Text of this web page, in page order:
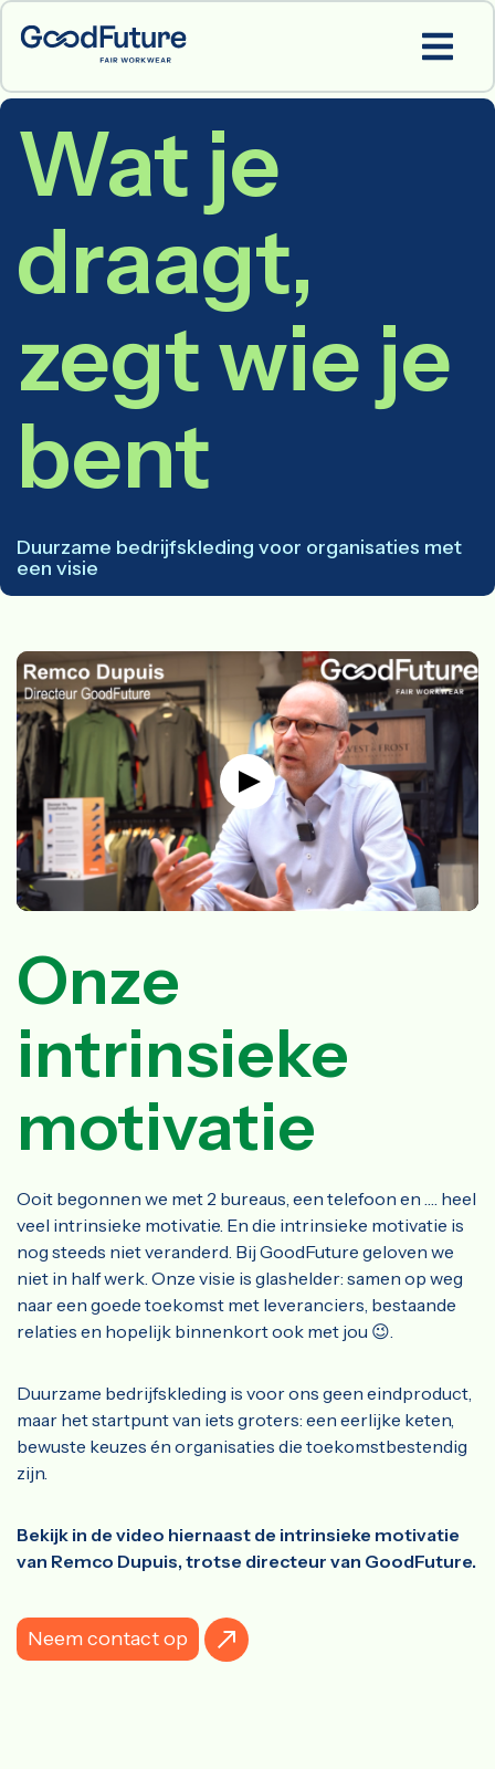
Wat je
draagt,
zegt wie je
bent
Duurzame bedrijfskleding voor organisaties met
een visie
Onze
intrinsieke
motivatie
Ooit begonnen we met 2 bureaus, een telefoon en …. heel
veel intrinsieke motivatie. En die intrinsieke motivatie is
nog steeds niet veranderd. Bij GoodFuture geloven we
niet in half werk. Onze visie is glashelder: samen op weg
naar een goede toekomst met leveranciers, bestaande
relaties en hopelijk binnenkort ook met jou 😉.
Duurzame bedrijfskleding is voor ons geen eindproduct,
maar het startpunt van iets groters: een eerlijke keten,
bewuste keuzes én organisaties die toekomstbestendig
zijn.
Bekijk in de video hiernaast de intrinsieke motivatie
van Remco Dupuis, trotse directeur van GoodFuture.
Neem contact op